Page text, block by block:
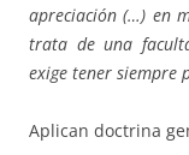
apreciación (…) en
trata de una
exige tener siempre
Aplican doctrina